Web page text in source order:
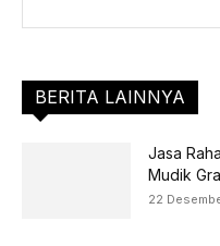
BERITA LAINNYA
Jasa
Mudik
22